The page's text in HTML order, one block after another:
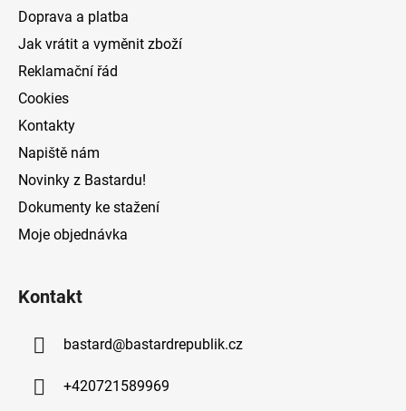
Doprava a platba
Jak vrátit a vyměnit zboží
Reklamační řád
Cookies
Kontakty
Napiště nám
Novinky z Bastardu!
Dokumenty ke stažení
Moje objednávka
Kontakt
bastard@bastardrepublik.cz
+420721589969